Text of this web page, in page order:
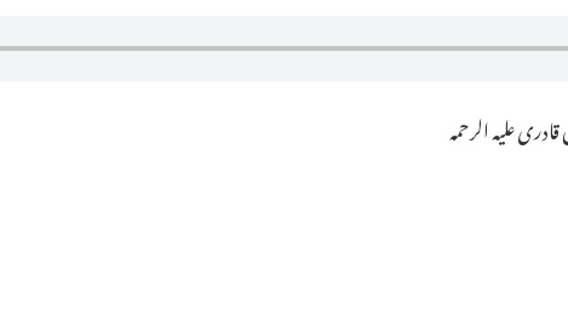
علیہ الرحمہ